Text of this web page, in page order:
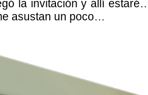
la invitación y allí
asustan un poco…